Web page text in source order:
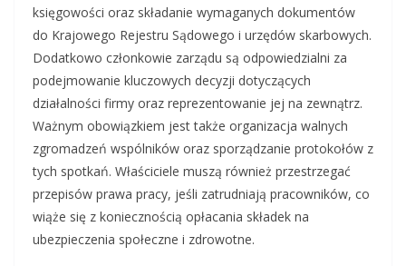
księgowości oraz składanie wymaganych dokumentów
do Krajowego Rejestru Sądowego i urzędów skarbowych.
Dodatkowo członkowie zarządu są odpowiedzialni za
podejmowanie kluczowych decyzji dotyczących
działalności firmy oraz reprezentowanie jej na zewnątrz.
Ważnym obowiązkiem jest także organizacja walnych
zgromadzeń wspólników oraz sporządzanie protokołów z
tych spotkań. Właściciele muszą również przestrzegać
przepisów prawa pracy, jeśli zatrudniają pracowników, co
wiąże się z koniecznością opłacania składek na
ubezpieczenia społeczne i zdrowotne.